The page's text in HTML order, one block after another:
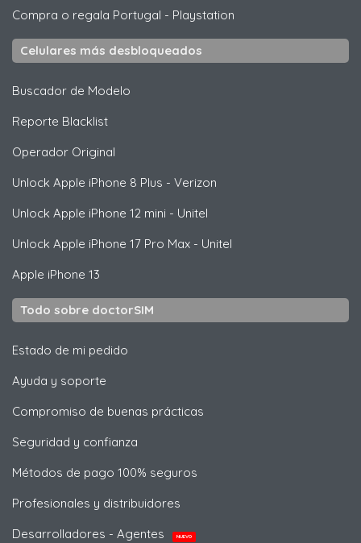
Compra o regala Portugal - Playstation
Celulares más desbloqueados
Buscador de Modelo
Reporte Blacklist
Operador Original
Unlock Apple iPhone 8 Plus - Verizon
Unlock Apple iPhone 12 mini - Unitel
Unlock Apple iPhone 17 Pro Max - Unitel
Apple iPhone 13
Todo sobre doctorSIM
Estado de mi pedido
Ayuda y soporte
Compromiso de buenas prácticas
Seguridad y confianza
Métodos de pago 100% seguros
Profesionales y distribuidores
Desarrolladores - Agentes
NUEVO